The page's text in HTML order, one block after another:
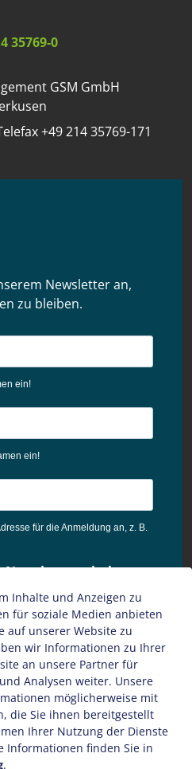
35769-0
GSM GmbH
+49 214 35769-171
Newsletter an,
zu bleiben.
ein!
ein!
für die Anmeldung an, z. B.
Newsletter erhalten
dieser
über den Link in unserem
Inhalte und Anzeigen zu
für soziale Medien anbieten
auf unserer Website zu
wir Informationen zu Ihrer
an unsere Partner für
Analysen weiter. Unsere
möglicherweise mit
die Sie ihnen bereitgestellt
Ihrer Nutzung der Dienste
Informationen finden Sie in
.